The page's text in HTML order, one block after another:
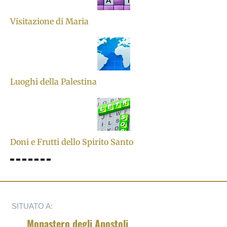
Visitazione di Maria
Luoghi della Palestina
Doni e Frutti dello Spirito Santo
SITUATO A:
Monastero degli Apostoli